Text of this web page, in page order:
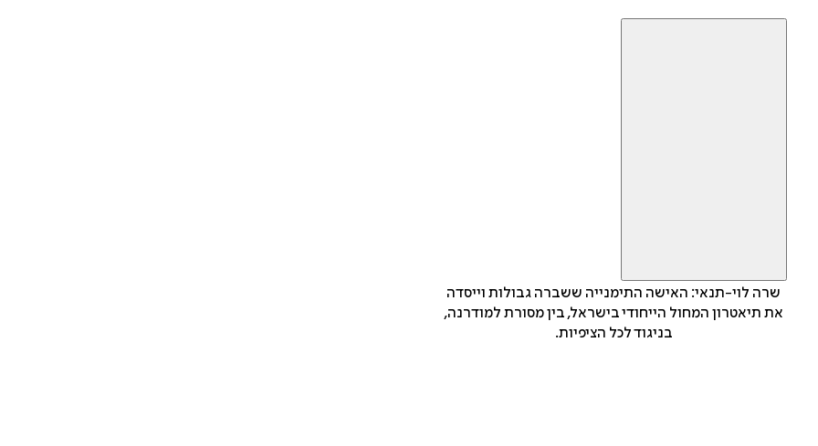
שרה לוי-תנאי: האישה התימנייה ששברה גבולות וייסדה
את תיאטרון המחול הייחודי בישראל, בין מסורת למודרנה,
בניגוד לכל הציפיות.